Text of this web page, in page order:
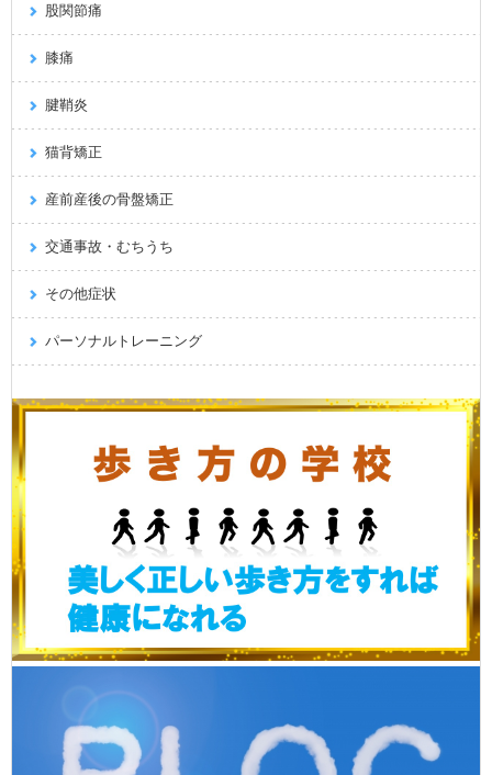
股関節痛
膝痛
腱鞘炎
猫背矯正
産前産後の骨盤矯正
交通事故・むちうち
その他症状
パーソナルトレーニング